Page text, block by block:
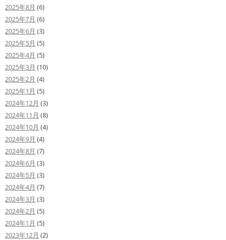
2025年8月 (6)
2025年7月 (6)
2025年6月 (3)
2025年5月 (5)
2025年4月 (5)
2025年3月 (10)
2025年2月 (4)
2025年1月 (5)
2024年12月 (3)
2024年11月 (8)
2024年10月 (4)
2024年9月 (4)
2024年8月 (7)
2024年6月 (3)
2024年5月 (3)
2024年4月 (7)
2024年3月 (3)
2024年2月 (5)
2024年1月 (5)
2023年12月 (2)